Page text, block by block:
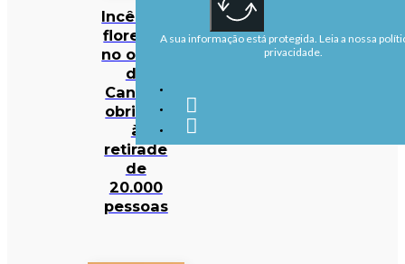
Incêndio
florestal
no oeste
do
Canadá
obrigou
à
retirade
de
20.000
pessoas
A sua informação está protegida. Leia a nossa
privacidade.